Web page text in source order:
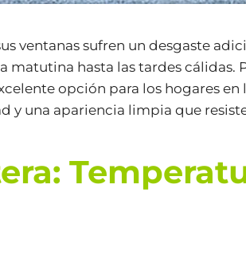
ventanas sufren un desgaste
hasta las tardes cálidas.
opción para los hogares
una apariencia limpia que